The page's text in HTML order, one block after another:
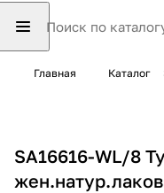
Главная Каталог
SA16616-WL/8